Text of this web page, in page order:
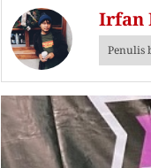
Irfan
Penulis